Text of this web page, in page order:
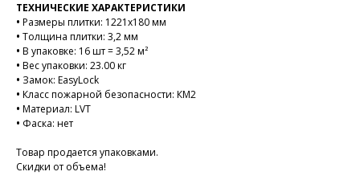
ТЕХНИЧЕСКИЕ ХАРАКТЕРИСТИКИ
• Размеры плитки: 1221х180 мм
• Толщина плитки: 3,2 мм
• В упаковке: 16 шт = 3,52 м²
• Вес упаковки: 23.00 кг
• Замок: EasyLock
• Класс пожарной безопасности: КМ2
• Материал: LVT
• Фаска: нет
Товар продается упаковками.
Скидки от объема!